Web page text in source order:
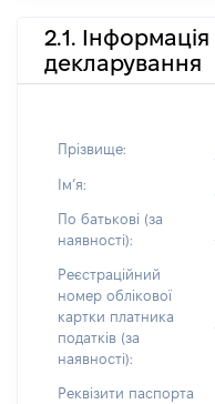
2.1.
декларування
Прізвище:
Імʼя:
По батькові (за
наявності):
Реєстраційний
номер облікової
картки платника
податків (за
наявності):
Реквізити паспорта